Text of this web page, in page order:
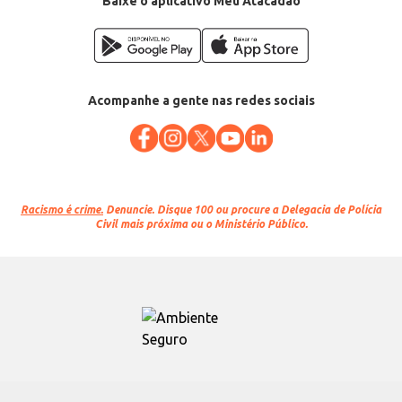
Acompanhe a gente nas redes sociais
Racismo é crime. Denuncie. Disque 100 ou procure a Delegacia de Polícia
Civil mais próxima ou o Ministério Público.